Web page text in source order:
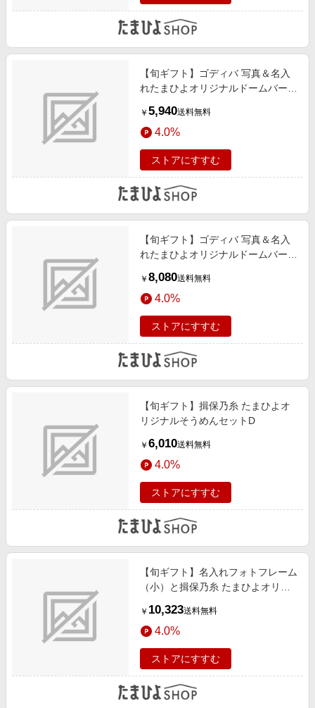
【旬ギフト】ゴディバ 写真＆名入
れたまひよオリジナルドームバーム
￥ 5,940送料無料
4.0%
ストアにすすむ
【旬ギフト】ゴディバ 写真＆名入
れたまひよオリジナルドームバーム
ミエ ミニョン
￥ 8,080送料無料
4.0%
ストアにすすむ
【旬ギフト】揖保乃糸 たまひよオ
リジナルそうめんセットD
￥ 6,010送料無料
4.0%
ストアにすすむ
【旬ギフト】名入れフォトフレーム
（小）と揖保乃糸 たまひよオリジ
￥ 10,323送料無料
4.0%
ストアにすすむ